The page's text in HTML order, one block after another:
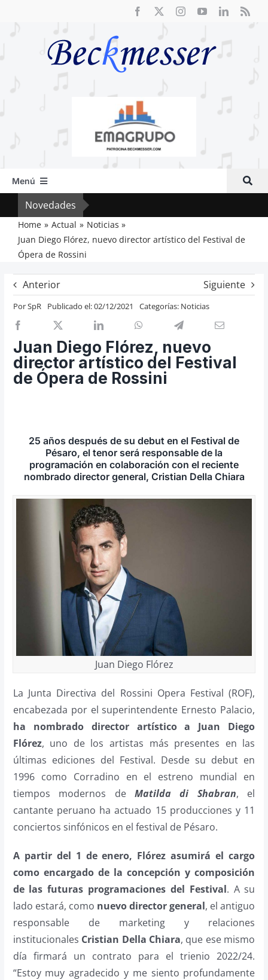
Menú
Inicio
Actual
Artículos
Crítica
Previos de ópera
Entrevistas
Recomendación
Cosas de Beckmesser
Nosotros y privacidad
Buscar:
Novedades
Home Actual
Noticias
Juan Diego Flórez, nuevo director artístico del Festival de
Ópera de Rossini
Anterior Siguiente
PorSpR Publicado el: 02/12/2021 Categorías: Noticias
Juan Diego Flórez, nuevo
director artístico del Festival
de Ópera de Rossini
25 años después de su debut en el Festival de
Pésaro, el tenor será responsable de la
programación en colaboración con el reciente
nombrado director general, Cristian Della Chiara
Juan Diego Flórez
La Junta Directiva del Rossini Opera Festival (ROF),
encabezada por el superintendente Ernesto Palacio,
ha nombrado director artístico a Juan Diego
Flórez, uno de los artistas más presentes en las
últimas ediciones del Festival. Desde su debut en
1996 como Corradino en el estreno mundial en
tiempos modernos de Matilda di Shabran, el
cantante peruano ha actuado 15 producciones y 11
conciertos sinfónicos en el festival de Pésaro.
A partir del 1 de enero, Flórez asumirá el cargo
como encargado de la concepción y composición
de las futuras programaciones del Festival. A su
lado estará, como nuevo director general, el antiguo
responsable de marketing y relaciones
institucionales Cristian Della Chiara, que ese mismo
día firmará un contrato para el trienio 2022/24.
“Estoy muy agradecido y me siento profundamente